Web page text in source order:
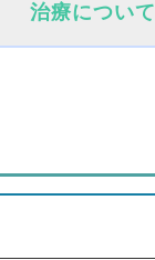
治療について